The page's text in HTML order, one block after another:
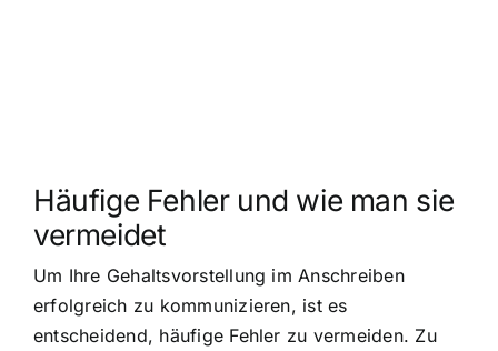
Häufige Fehler und wie man sie
vermeidet
Um Ihre Gehaltsvorstellung im Anschreiben
erfolgreich zu kommunizieren, ist es
entscheidend, häufige Fehler zu vermeiden. Zu